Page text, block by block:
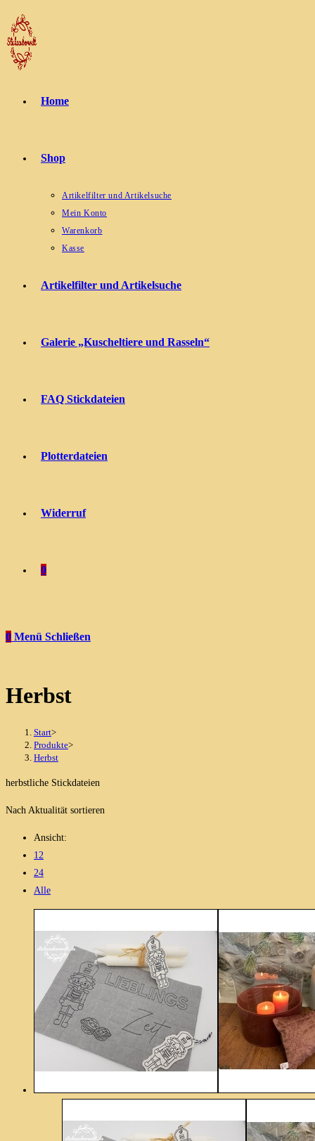
Zum
Inhalt
springen
Home
Shop
Artikelfilter und Artikelsuche
Mein Konto
Warenkorb
Kasse
Artikelfilter und Artikelsuche
Galerie „Kuscheltiere und Rasseln“
FAQ Stickdateien
Plotterdateien
Widerruf
0
0 Menü Schließen
Herbst
Start>
Produkte>
Herbst
herbstliche Stickdateien
Nach Aktualität sortieren
Ansicht:
12
24
Alle